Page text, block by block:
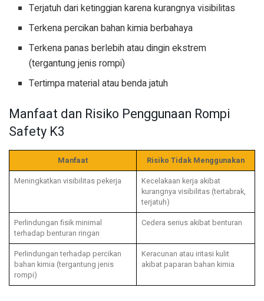
Terjatuh dari ketinggian karena kurangnya visibilitas
Terkena percikan bahan kimia berbahaya
Terkena panas berlebih atau dingin ekstrem
(tergantung jenis rompi)
Tertimpa material atau benda jatuh
Manfaat dan Risiko Penggunaan Rompi
Safety K3
Manfaat
Risiko Tidak Menggunakan
Meningkatkan visibilitas pekerja
Kecelakaan kerja akibat
kurangnya visibilitas (tertabrak,
terjatuh)
Perlindungan fisik minimal
terhadap benturan ringan
Cedera serius akibat benturan
Perlindungan terhadap percikan
bahan kimia (tergantung jenis
rompi)
Keracunan atau iritasi kulit
akibat paparan bahan kimia